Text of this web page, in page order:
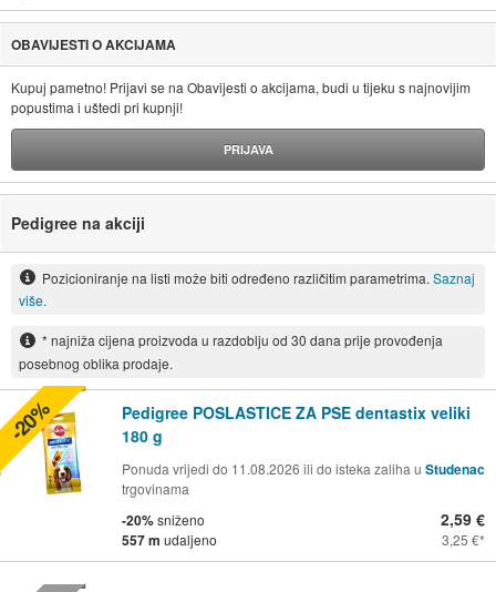
OBAVIJESTI O AKCIJAMA
Kupuj pametno! Prijavi se na Obavijesti o akcijama, budi u tijeku s najnovijim
popustima i uštedi pri kupnji!
PRIJAVA
Pedigree na akciji
Pozicioniranje na listi može biti određeno različitim parametrima. Saznaj
više.
* najniža cijena proizvoda u razdoblju od 30 dana prije provođenja
posebnog oblika prodaje.
Pedigree POSLASTICE ZA PSE dentastix veliki
180 g
Ponuda vrijedi do 11.08.2026 ili do isteka zaliha u Studenac
trgovinama
-20%sniženo
557 m udaljeno
2,59 €
3,25 €
-20%